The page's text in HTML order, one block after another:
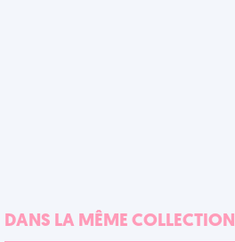
DANS LA MÊME COLLECTION